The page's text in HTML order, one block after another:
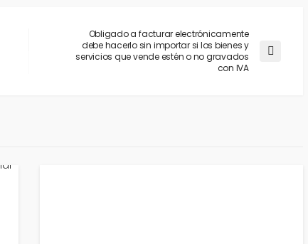
Obligado a facturar electrónicamente
debe hacerlo sin importar si los bienes y
servicios que vende estén o no gravados
con IVA